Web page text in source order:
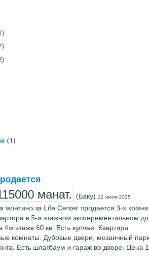
(1)
манат. (Баку) 12 июля 2025
монтино за Life Center продается 3-х
в 5-и этажном эксперементальном
4м этаже.60 кв. Есть купчая. Квартира
комнаты. Дубовые двери, мозаичный
Есть шлагбаум и гараж во дворе. Цена